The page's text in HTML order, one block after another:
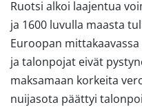
Ruotsi alkoi laajentua
ja 1600 luvulla maasta
Euroopan
ja talonpojat eivät
maksamaan korkeita
nuijasota päättyi